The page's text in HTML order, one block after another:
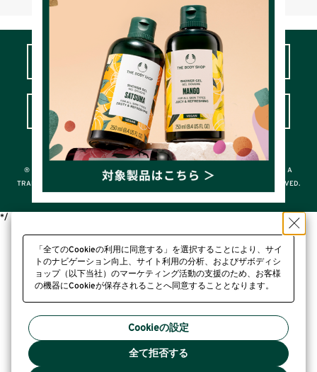
LOVE YOUR BODY™カスタマークラブ
よくあるご質問＆お問い合わせ
© THE BODY SHOP INTERNATIONAL LIMITED
® A REGISTERED TRADEMARK OF THE BODY SHOP INTERNATIONAL LIMITED; A
TRADEMARK OF THE BODY SHOP INTERNATIONAL LIMITED ALL RIGHTS RESERVED.
「全てのCookieの利用に同意する」を選択することにより、サイ
トのナビゲーション向上、サイト利用の分析、およびザボディシ
ョップ（以下当社）のマーケティング活動の支援のため、お客様
の機器にCookieが保存されることへ同意することとなります。
Cookieの設定
全て拒否する
*/